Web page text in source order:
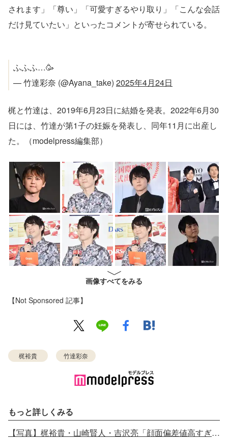
されます」「尊い」「可愛すぎるやり取り」「こんな会話
だけ見ていたい」といったコメントが寄せられている。
ふふふ…🥳
— 竹達彩奈 (@Ayana_take) 2025年4月24日
梶と竹達は、2019年6月23日に結婚を発表。2022年6月30
日には、竹達が第1子の妊娠を発表し、同年11月に出産し
た。（modelpress編集部）
画像すべてをみる
【Not Sponsored 記事】
梶裕貴 竹達彩奈
もっと詳しくみる
【写真】梶裕貴・山崎賢人・吉沢亮「顔面偏差値高すぎる」3ショット